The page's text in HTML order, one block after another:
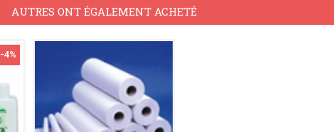
AUTRES ONT ÉGALEMENT ACHETÉ
-4%